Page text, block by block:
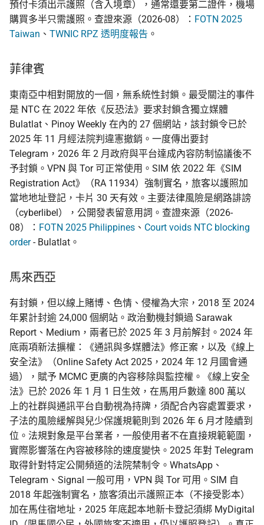
預付卡須出示護照（含入境章），通常還要第二證件，機場
購買多半只需護照。查證來源（2026-08）： FOTN 2025
Taiwan 、 TWNIC RPZ 透明度報告 。
菲律賓
東南亞中相對開放的一個，無系統性封鎖。最受關注的事件
是 NTC 在 2022 年依《反恐法》要求封鎖含獨立媒體
Bulatlat、Pinoy Weekly 在內的 27 個網站，該封鎖令已於
2025 年 11 月經法院判違憲撤銷。一度傳出要封
Telegram，2026 年 2 月政府與平台達成內容防制協議後不
予封鎖。VPN 與 Tor 可正常使用。SIM 依 2022 年《SIM
Registration Act》（RA 11934）強制實名，旅客以護照加
當地地址登記，卡片 30 天有效。主要法律風險是網路誹謗
（cyberlibel），公開發表留意用詞。查證來源（2026-
08）： FOTN 2025 Philippines 、 Court voids NTC blocking
order- Bulatlat。
馬來西亞
有封鎖，但以線上賭博、色情、侵權為大宗，2018 至 2024
年累計封逾 24,000 個網站。政治動機封鎖過 Sarawak
Report、Medium，兩者已於 2025 年 3 月前解封。2024 年
底兩項新法擴權：《通訊與多媒體法》修正案，以及《線上
安全法》（Online Safety Act 2025，2024 年 12 月國會通
過），賦予 MCMC 更廣的內容移除與監控權。《線上安全
法》已於 2026 年 1 月 1 日生效，在馬用戶數達 800 萬以
上的社群與通訊平台自動視為持牌，須配合內容處置要求，
子法的風險緩解與兒少保護規範則到 2026 年 6 月才陸續到
位。法規對象是平台業者，一般使用者不在直接規範範圍，
實際影響落在內容被移除的速度變快。2025 年對 Telegram
取得針對特定公開頻道的法院禁制令。WhatsApp、
Telegram、Signal 一般可用，VPN 與 Tor 可用。SIM 自
2018 年起強制實名，旅客須出示護照正本（不接受影本）
加在馬住宿地址，2025 年底起本地新卡登記須綁 MyDigital